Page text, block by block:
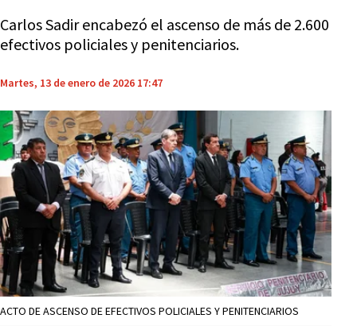
Carlos Sadir encabezó el ascenso de más de 2.600
efectivos policiales y penitenciarios.
Martes, 13 de enero de 2026 17:47
ACTO DE ASCENSO DE EFECTIVOS POLICIALES Y PENITENCIARIOS